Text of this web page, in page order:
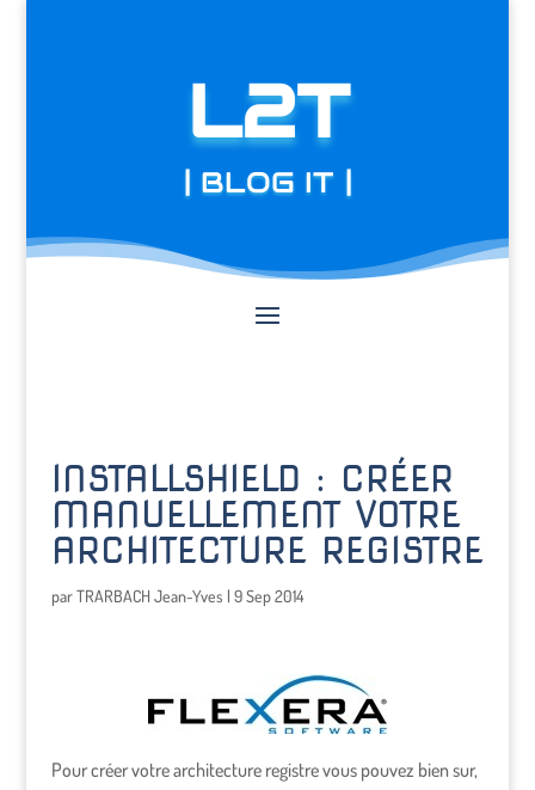
L2T
| BLOG IT |
INSTALLSHIELD : CRÉER
MANUELLEMENT VOTRE
ARCHITECTURE REGISTRE
parTRARBACH Jean-Yves | 9 Sep 2014
Pour créer votre architecture registre vous pouvez bien sur,